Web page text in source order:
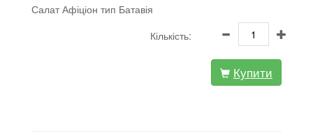
Салат Афіціон тип Батавія
Кількість:
Купити